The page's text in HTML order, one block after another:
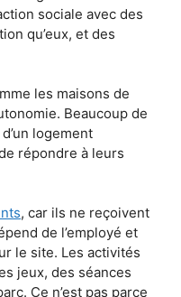
sociale avec des
qu’eux, et des
les maisons de
Beaucoup de
logement
répondre à leurs
, car ils ne reçoivent
de l’employé et
le site. Les activités
jeux, des séances
Ce n’est pas parce